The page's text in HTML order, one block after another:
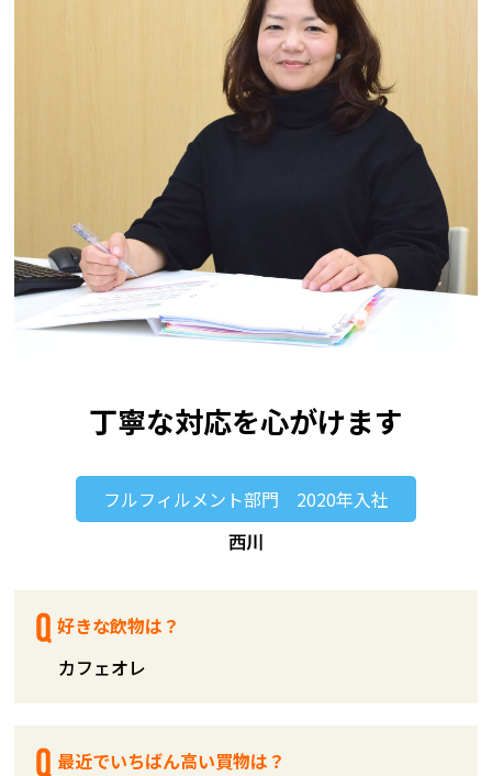
丁寧な対応を心がけます
フルフィルメント部門 2020年入社
好きな飲物は？
カフェオレ
最近でいちばん高い買物は？